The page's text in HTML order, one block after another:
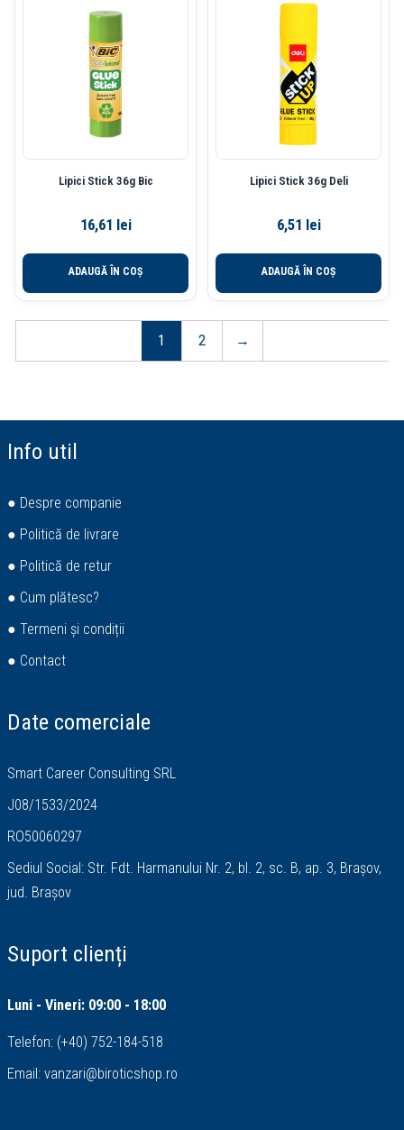
Lipici Stick 36g Bic
16,61 lei
ADAUGĂ ÎN COȘ
Lipici Stick 36g Deli
6,51 lei
ADAUGĂ ÎN COȘ
1 2 →
Info util
● Despre companie
● Politică de livrare
● Politică de retur
● Cum plătesc?
● Termeni și condiții
● Contact
Date comerciale
Smart Career Consulting SRL
J08/1533/2024
RO50060297
Sediul Social: Str. Fdt. Harmanului Nr. 2, bl. 2, sc. B, ap. 3, Brașov,
jud. Brașov
Suport clienți
Luni - Vineri: 09:00 - 18:00
Telefon: (+40) 752-184-518
Email: vanzari@biroticshop.ro